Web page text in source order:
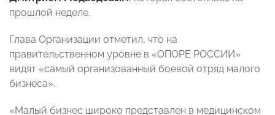
прошлой неделе.
Глава Организации отметил, что на
правительственном уровне в «ОПОРЕ РОССИИ»
видят «самый организованный боевой отряд малого
бизнеса».
«Малый бизнес широко представлен в медицинском